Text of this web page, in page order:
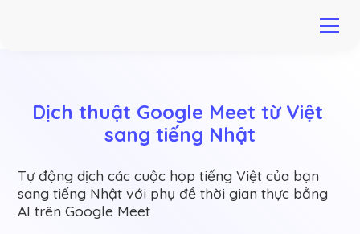
Dịch thuật Google Meet từ Việt
sang tiếng Nhật
Tự động dịch các cuộc họp tiếng Việt của bạn
sang tiếng Nhật với phụ đề thời gian thực bằng
AI trên Google Meet